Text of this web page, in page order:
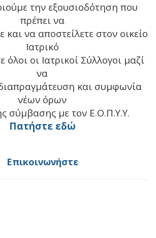
την εξουσιοδότηση που
πρέπει να
να αποστείλετε στον οικείο
Ιατρικό
οι Ιατρικοί Σύλλογοι μαζί
να
και συμφωνία
νέων όρων
σύμβασης με τον Ε.Ο.Π.Υ.Υ.
Πατήστε εδώ
Επικοινωνήστε